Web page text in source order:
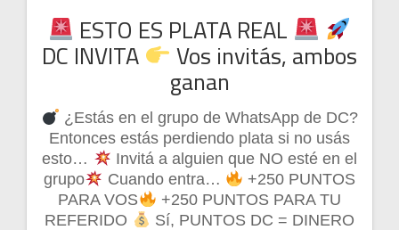
ESTO ES PLATA REAL
DC INVITA Vos invitás, ambos
ganan
¿Estás en el grupo de WhatsApp de DC?
Entonces estás perdiendo plata si no usás
esto…
Invitá a alguien que NO esté en el
grupo
Cuando entra…
+250 PUNTOS
PARA VOS
+250 PUNTOS PARA TU
REFERIDO
Sí, PUNTOS DC = DINERO